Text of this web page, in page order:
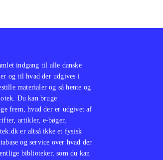
indgang til alle danske
og til hvad der udgives i
materialer og så hente og
Du kan bruge
frem, hvad der er udgivet af
artikler, e-bøger,
er altså ikke et fysisk
og service over hvad der
biblioteker, som du kan